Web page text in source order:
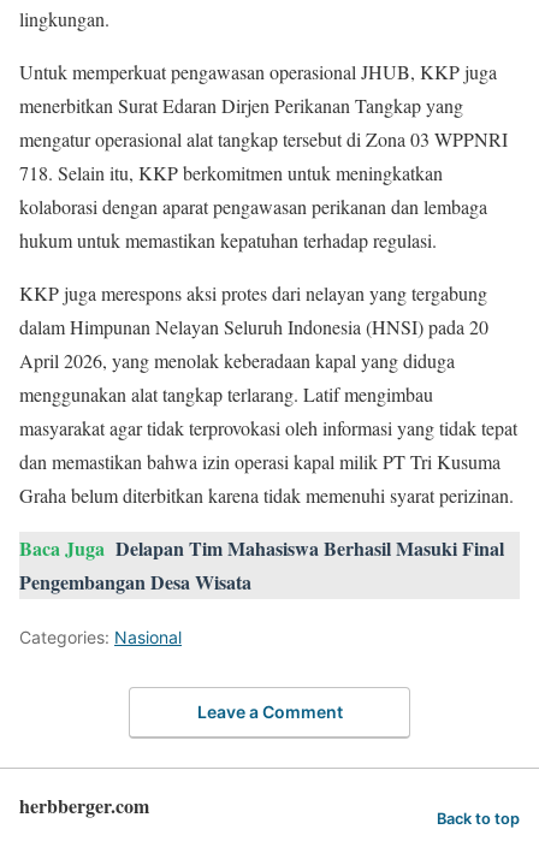
lingkungan.
Untuk memperkuat pengawasan operasional JHUB, KKP juga
menerbitkan Surat Edaran Dirjen Perikanan Tangkap yang
mengatur operasional alat tangkap tersebut di Zona 03 WPPNRI
718. Selain itu, KKP berkomitmen untuk meningkatkan
kolaborasi dengan aparat pengawasan perikanan dan lembaga
hukum untuk memastikan kepatuhan terhadap regulasi.
KKP juga merespons aksi protes dari nelayan yang tergabung
dalam Himpunan Nelayan Seluruh Indonesia (HNSI) pada 20
April 2026, yang menolak keberadaan kapal yang diduga
menggunakan alat tangkap terlarang. Latif mengimbau
masyarakat agar tidak terprovokasi oleh informasi yang tidak tepat
dan memastikan bahwa izin operasi kapal milik PT Tri Kusuma
Graha belum diterbitkan karena tidak memenuhi syarat perizinan.
Baca Juga Delapan Tim Mahasiswa Berhasil Masuki Final
Pengembangan Desa Wisata
Categories: Nasional
Leave a Comment
herbberger.com Back to top